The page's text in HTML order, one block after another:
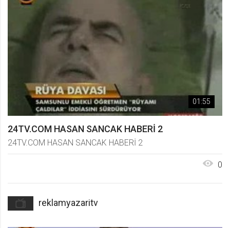
01:55
24TV.COM HASAN SANCAK HABERİ 2
24TV.COM HASAN SANCAK HABERİ 2
0
reklamyazaritv